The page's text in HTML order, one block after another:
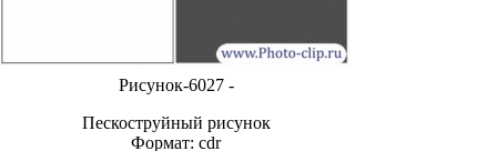
Рисунок-6027 -
Пескоструйный рисунок
Формат: cdr